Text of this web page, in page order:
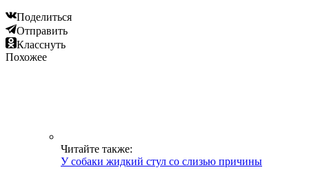
Поделиться
Отправить
Класснуть
Похожее
Читайте также:
У собаки жидкий стул со слизью причины